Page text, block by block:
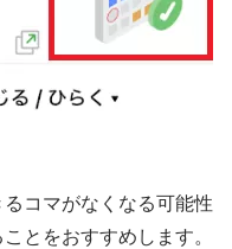
コマがなくなる可能性
とをおすすめします。